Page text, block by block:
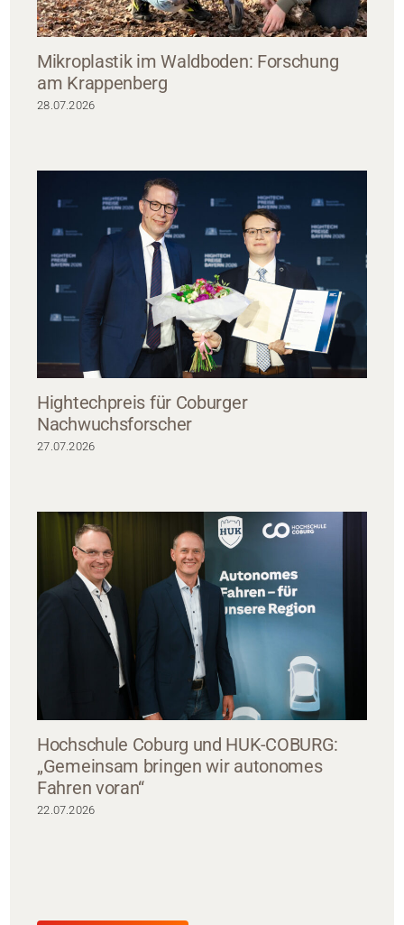
Mikroplastik im Waldboden: Forschung
am Krappenberg
28.07.2026
Hightechpreis für Coburger
Nachwuchsforscher
27.07.2026
Hochschule Coburg und HUK-COBURG:
„Gemeinsam bringen wir autonomes
Fahren voran“
22.07.2026